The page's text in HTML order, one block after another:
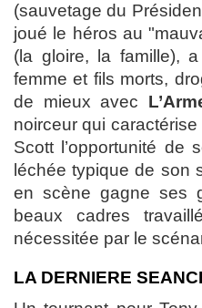
(sauvetage du
joué le héros au
(la gloire, la famille),
femme et fils morts,
de mieux avec
noirceur qui
Scott l’opportunité de
léchée typique de son
en scène gagne ses
beaux cadres
nécessitée par le
LA DERNIERE